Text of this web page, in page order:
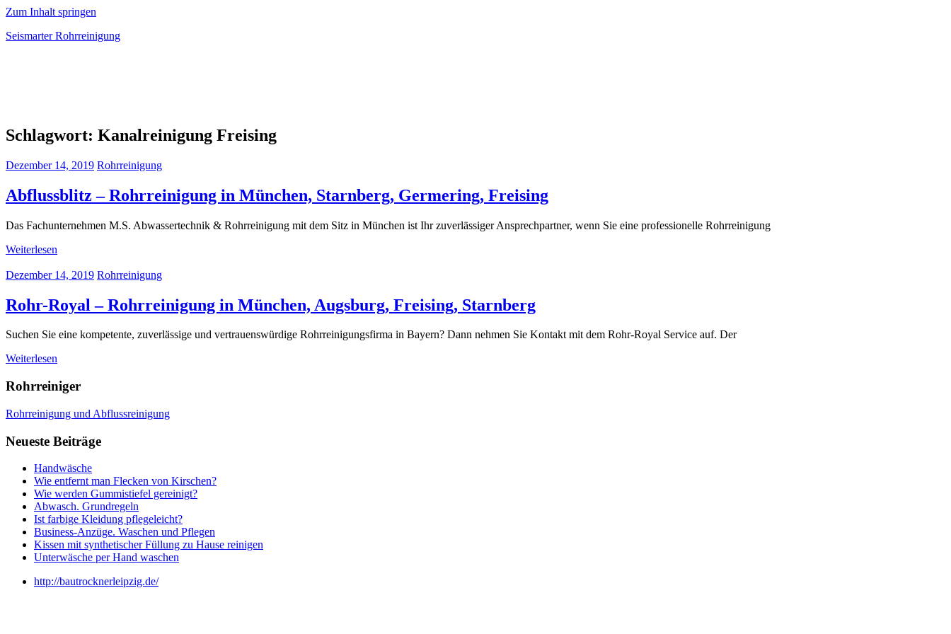
Zum Inhalt springen
Seismarter Rohrreinigung
Schlagwort: Kanalreinigung Freising
Dezember 14, 2019 Rohrreinigung
Abflussblitz – Rohrreinigung in München, Starnberg, Germering, Freising
Das Fachunternehmen M.S. Abwassertechnik & Rohrreinigung mit dem Sitz in München ist Ihr zuverlässiger Ansprechpartner, wenn Sie eine professionelle Rohrreinigung
Weiterlesen
Dezember 14, 2019 Rohrreinigung
Rohr-Royal – Rohrreinigung in München, Augsburg, Freising, Starnberg
Suchen Sie eine kompetente, zuverlässige und vertrauenswürdige Rohrreinigungsfirma in Bayern? Dann nehmen Sie Kontakt mit dem Rohr-Royal Service auf. Der
Weiterlesen
Rohrreiniger
Rohrreinigung und Abflussreinigung
Neueste Beiträge
Handwäsche
Wie entfernt man Flecken von Kirschen?
Wie werden Gummistiefel gereinigt?
Abwasch. Grundregeln
Ist farbige Kleidung pflegeleicht?
Business-Anzüge. Waschen und Pflegen
Kissen mit synthetischer Füllung zu Hause reinigen
Unterwäsche per Hand waschen
http://bautrocknerleipzig.de/